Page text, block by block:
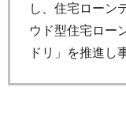
し、住宅ローン
ウド型住宅ロー
ドリ」を推進し